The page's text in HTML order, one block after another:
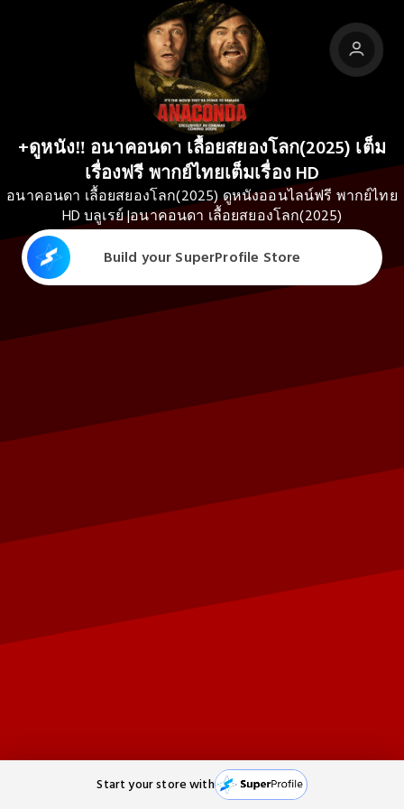
+ดูหนัง‼️ อนาคอนดา เลื้อยสยองโลก(2025) เต็ม
เรื่องฟรี พากย์ไทยเต็มเรื่อง HD
อนาคอนดา เลื้อยสยองโลก(2025) ดูหนังออนไลน์ฟรี พากย์ไทย
HD บลูเรย์ |อนาคอนดา เลื้อยสยองโลก(2025)
Build your SuperProfile Store